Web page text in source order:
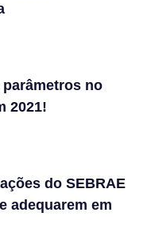
no
2021!
do SEBRAE
adequarem em